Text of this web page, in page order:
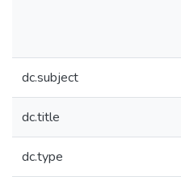
dc.subject
dc.title
dc.type